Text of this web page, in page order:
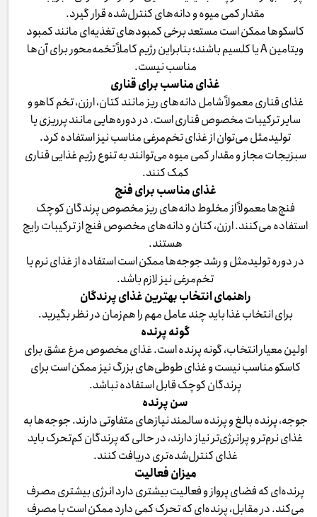
مقدار کمی میوه و دانه‌های کنترل‌شده قرار گیرد.
کاسکوها ممکن است مستعد برخی کمبودهای تغذیه‌ای مانند کمبود
ویتامین A یا کلسیم باشند؛ بنابراین رژیم کاملاً تخمه‌محور برای آن‌ها
مناسب نیست.
غذای مناسب برای قناری
غذای قناری معمولاً شامل دانه‌های ریز مانند کتان، ارزن، تخم کاهو و
سایر ترکیبات مخصوص قناری است. در دوره‌هایی مانند پرریزی یا
تولیدمثل می‌توان از غذای تخم‌مرغی مناسب نیز استفاده کرد.
سبزیجات مجاز و مقدار کمی میوه می‌توانند به تنوع رژیم غذایی قناری
کمک کنند.
غذای مناسب برای فنچ
فنچ‌ها معمولاً از مخلوط دانه‌های ریز مخصوص پرندگان کوچک
استفاده می‌کنند. ارزن، کتان و دانه‌های مخصوص فنچ از ترکیبات رایج
هستند.
در دوره تولیدمثل و رشد جوجه‌ها ممکن است استفاده از غذای نرم یا
تخم‌مرغی نیز لازم باشد.
راهنمای انتخاب بهترین غذای پرندگان
برای انتخاب غذا باید چند عامل مهم را هم‌زمان در نظر بگیرید.
گونه پرنده
اولین معیار انتخاب، گونه پرنده است. غذای مخصوص مرغ عشق برای
کاسکو مناسب نیست و غذای طوطی‌های بزرگ نیز ممکن است برای
پرندگان کوچک قابل استفاده نباشد.
سن پرنده
جوجه، پرنده بالغ و پرنده سالمند نیازهای متفاوتی دارند. جوجه‌ها به
غذای نرم‌تر و پرانرژی‌تر نیاز دارند، در حالی که پرندگان کم‌تحرک باید
غذای کنترل‌شده‌تری دریافت کنند.
میزان فعالیت
پرنده‌ای که فضای پرواز و فعالیت بیشتری دارد انرژی بیشتری مصرف
می‌کند. در مقابل، پرنده‌ای که تحرک کمی دارد ممکن است با مصرف